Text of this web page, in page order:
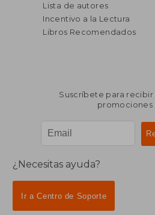
Lista de autores
Incentivo a la Lectura
Libros Recomendados
Suscríbete para recibir
promociones
¿Necesitas ayuda?
Ir a Centro de Soporte